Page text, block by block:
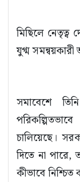
মিছিলে নেতৃত্ব
যুগ্ম সমন্বয়কারী
সমাবেশে
চালিয়েছে।
দিতে না পারে,
কীভাবে